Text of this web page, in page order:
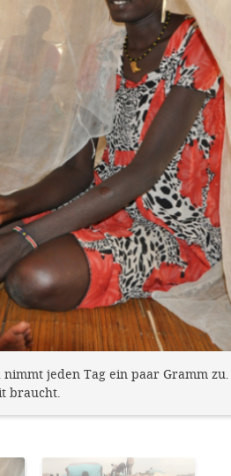
jeden Tag ein paar Gramm
braucht.